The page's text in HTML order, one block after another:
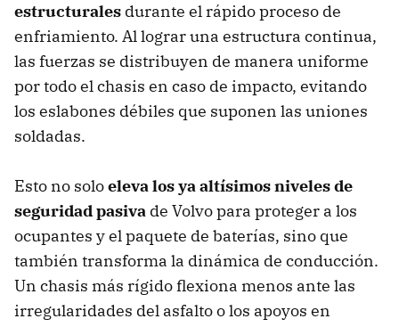
estructurales durante el rápido proceso de
enfriamiento. Al lograr una estructura continua,
las fuerzas se distribuyen de manera uniforme
por todo el chasis en caso de impacto, evitando
los eslabones débiles que suponen las uniones
soldadas.
Esto no soloeleva los ya altísimos niveles de
seguridad pasiva de Volvo para proteger a los
ocupantes y el paquete de baterías, sino que
también transforma la dinámica de conducción.
Un chasis más rígido flexiona menos ante las
irregularidades del asfalto o los apoyos en